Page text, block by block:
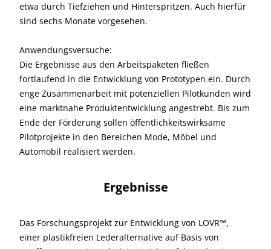
etwa durch Tiefziehen und Hinterspritzen. Auch hierfür
sind sechs Monate vorgesehen.
Anwendungsversuche:
Die Ergebnisse aus den Arbeitspaketen fließen
fortlaufend in die Entwicklung von Prototypen ein. Durch
enge Zusammenarbeit mit potenziellen Pilotkunden wird
eine marktnahe Produktentwicklung angestrebt. Bis zum
Ende der Förderung sollen öffentlichkeitswirksame
Pilotprojekte in den Bereichen Mode, Möbel und
Automobil realisiert werden.
Ergebnisse
Das Forschungsprojekt zur Entwicklung von LOVR™,
einer plastikfreien Lederalternative auf Basis von